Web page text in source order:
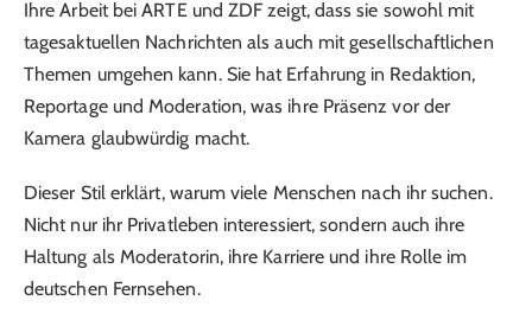
Ihre Arbeit bei ARTE und ZDF zeigt, dass sie sowohl mit
tagesaktuellen Nachrichten als auch mit gesellschaftlichen
Themen umgehen kann. Sie hat Erfahrung in Redaktion,
Reportage und Moderation, was ihre Präsenz vor der
Kamera glaubwürdig macht.
Dieser Stil erklärt, warum viele Menschen nach ihr suchen.
Nicht nur ihr Privatleben interessiert, sondern auch ihre
Haltung als Moderatorin, ihre Karriere und ihre Rolle im
deutschen Fernsehen.